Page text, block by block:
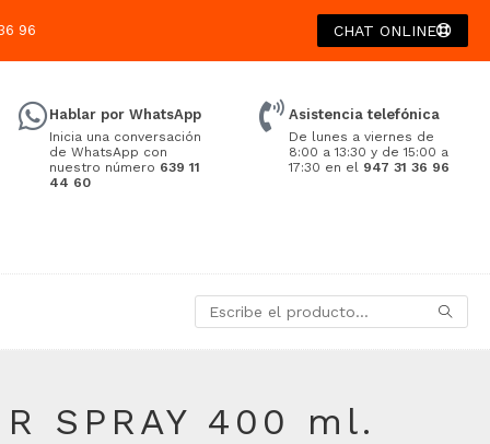
96 CHAT ONLINE
Hablar por WhatsApp
Inicia una conversación
de WhatsApp con
nuestro número 639 11
44 60
Asistencia telefónica
De lunes a viernes de
8:00 a 13:30 y de 15:00 a
17:30 en el 947 31 36 96
SPRAY 400 ml.